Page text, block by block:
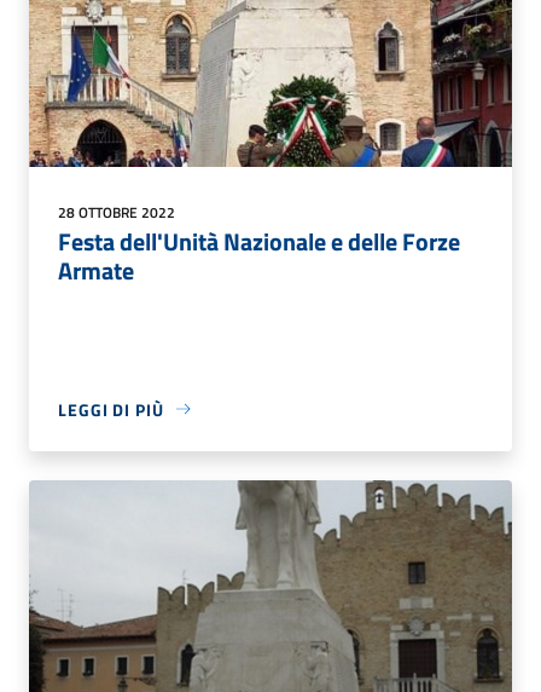
28 OTTOBRE 2022
Festa dell'Unità Nazionale e delle Forze
Armate
LEGGI DI PIÙ